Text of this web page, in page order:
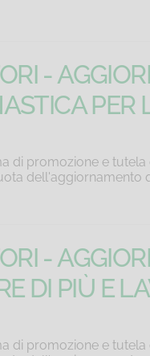
-
PER
di promozione e tutela
dell'aggiornamento
-
DI PIÙ E
di promozione e tutela